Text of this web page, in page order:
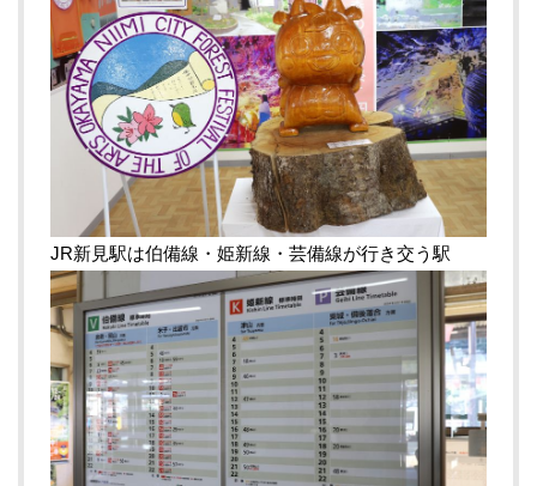
JR新見駅は伯備線・姫新線・芸備線が行き交う駅